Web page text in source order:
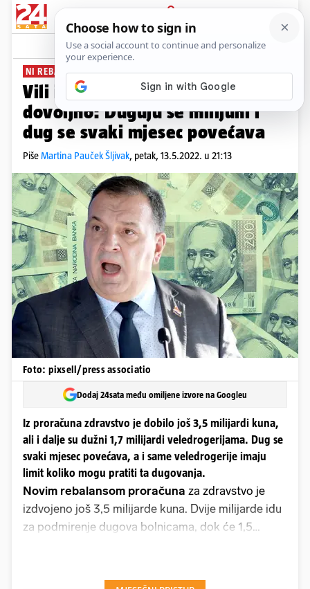
PRIJAVA
News Komentari
NI REBALANS NE SPAŠAVA PLUS+
Vili i dalje krpa rupe, ali to nije
dovoljno: Duguju se milijuni i
dug se svaki mjesec povećava
PišeMartina Pauček Šljivak, petak, 13.5.2022. u 21:13
Foto: pixsell/press associatio
Dodaj 24sata među omiljene izvore na Googleu
Iz proračuna zdravstvo je dobilo još 3,5 milijardi kuna,
ali i dalje su dužni 1,7 milijardi veledrogerijama. Dug se
svaki mjesec povećava, a i same veledrogerije imaju
limit koliko mogu pratiti ta dugovanja.
Novim rebalansom proračuna za zdravstvo je
izdvojeno još 3,5 milijarde kuna. Dvije milijarde idu
za podmirenje dugova bolnicama, dok će 1,5
dug od preko 1,7 milijardi kuna prema